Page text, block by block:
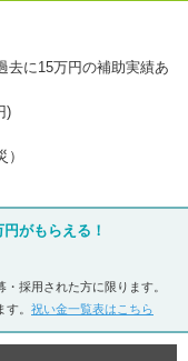
去に15万円の補助実績あ
)
がもらえる！
採用された方に限ります。
。 祝い金一覧表はこちら